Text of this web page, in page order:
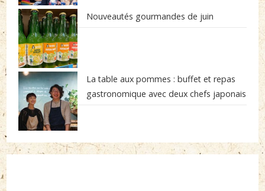
Nouveautés gourmandes de juin
La table aux pommes : buffet et repas
gastronomique avec deux chefs japonais